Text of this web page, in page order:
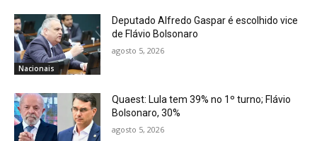
Nacionais
Deputado Alfredo Gaspar é escolhido vice
de Flávio Bolsonaro
agosto 5, 2026
Quaest: Lula tem 39% no 1º turno; Flávio
Bolsonaro, 30%
agosto 5, 2026